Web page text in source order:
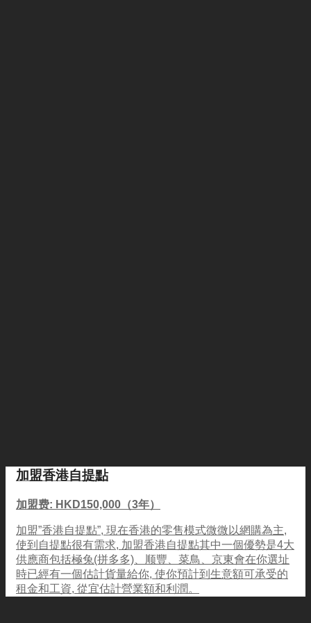
加盟香港自提點
加盟费: HKD150,000（3年）
加盟”香港自提點”, 現在香港的零售模式微微以網購為主,
使到自提點很有需求, 加盟香港自提點其中一個優勢是4大
供應商包括極兔(拼多多)、顺豐、菜鳥、京東會在你選址
時已經有一個估計貨量給你, 使你預計到生意額可承受的
租金和工資, 從宜估計營業額和利潤。